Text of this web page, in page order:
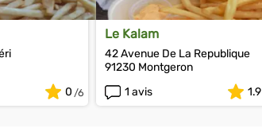
0
Le Kalam
42 Avenue De La Republique
91230 Montgeron
1 avis
1.9